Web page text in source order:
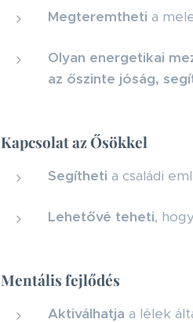
Megteremtheti a
Olyan energetikai
az őszinte jóság,
Kapcsolat az Ősökkel
Segítheti a családi
Lehetővé teheti,
Mentális fejlődés
Aktiválhatja a lélek